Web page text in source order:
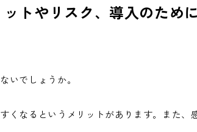
採用情報
トやリスク、導入のため
いでしょうか。
くなるというメリットがあります。また